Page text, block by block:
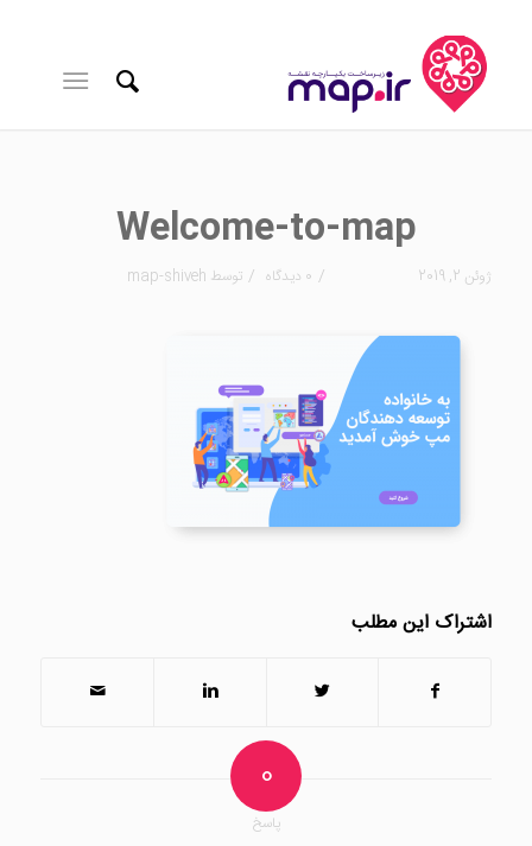
Welcome-to-map
ژوئن 2, 2019 / 0 دیدگاه / توسط map-shiveh
اشتراک این مطلب
0
پاسخ